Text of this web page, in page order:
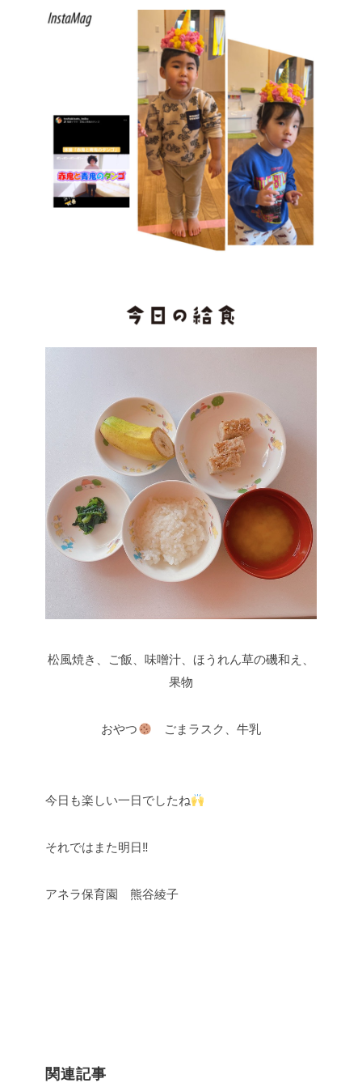
松風焼き、ご飯、味噌汁、ほうれん草の磯和え、
果物
おやつ ごまラスク、牛乳
今日も楽しい一日でしたね
それではまた明日‼︎
アネラ保育園 熊谷綾子
関連記事